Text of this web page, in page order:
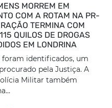
MORREM EM
COM A ROTAM NA PR-
TERMINA COM
QUILOS DE DROGAS
EM LONDRINA
foram identificados, um
pela Justiça. A
Militar também